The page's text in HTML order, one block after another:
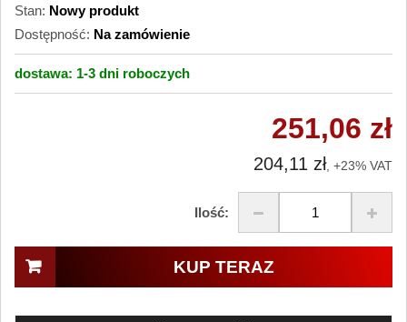
Stan: Nowy produkt
Dostępność: Na zamówienie
dostawa: 1-3 dni roboczych
251,06 zł
204,11 zł, +23% VAT
Ilość:
KUP TERAZ